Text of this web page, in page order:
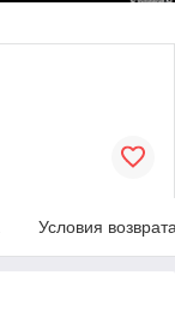
Условия